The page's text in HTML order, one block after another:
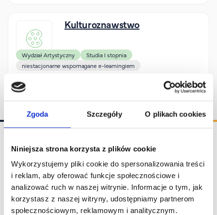
Zgoda Szczegóły O plikach cookies
Niniejsza strona korzysta z plików cookie
Wykorzystujemy pliki cookie do spersonalizowania treści
i reklam, aby oferować funkcje społecznościowe i
analizować ruch w naszej witrynie. Informacje o tym, jak
korzystasz z naszej witryny, udostępniamy partnerom
społecznościowym, reklamowym i analitycznym.
Akademia Online
Jak się studiuje przez Internet?
FAQ
Nasi wykładowcy
Strefa wiedzy
Górny pasek
Rekrutacja
Wirtualny Pokój Studenta
Kulturoznawstwo
Wydział Artystyczny
Studia I stopnia
niestacjonarne wspomagane e-learningiem
Stopka I
Rekrutacja
Wirtualny Pokój Studenta